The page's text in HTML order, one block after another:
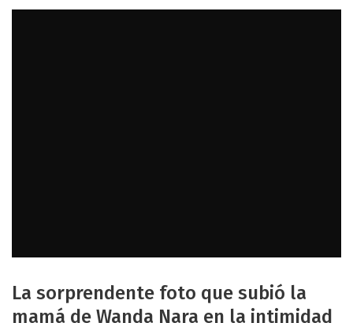
La sorprendente foto que subió la
mamá de Wanda Nara en la intimidad